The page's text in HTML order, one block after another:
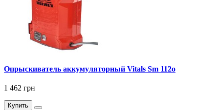
Опрыскиватель аккумуляторный Vitals Sm 112о
1 462 грн
Купить